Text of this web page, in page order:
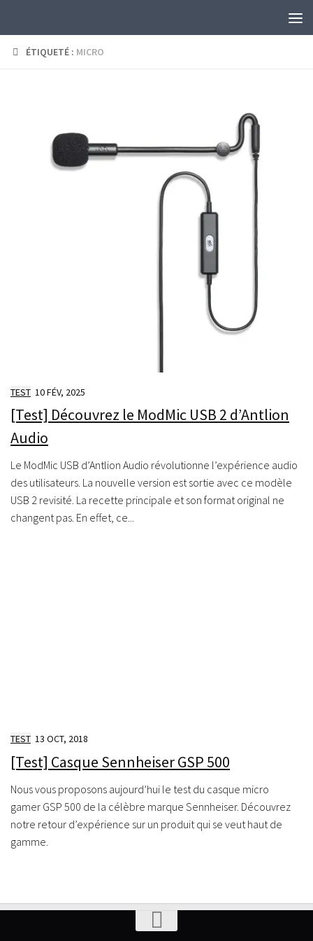
ÉTIQUETÉ : MICRO
TEST 10 FÉV, 2025
[Test] Découvrez le ModMic USB 2 d’Antlion
Audio
Le ModMic USB d’Antlion Audio révolutionne l’expérience audio
des utilisateurs. La nouvelle version est sortie avec ce modèle
USB 2 revisité. La recette principale et son format original ne
changent pas. En effet, ce...
TEST 13 OCT, 2018
[Test] Casque Sennheiser GSP 500
Nous vous proposons aujourd’hui le test du casque micro
gamer GSP 500 de la célèbre marque Sennheiser. Découvrez
notre retour d’expérience sur un produit qui se veut haut de
gamme.